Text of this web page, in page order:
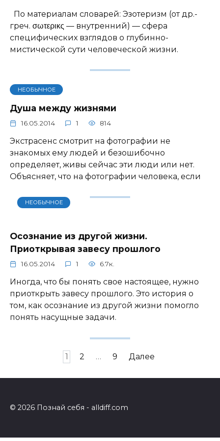
По материалам словарей: Эзотеризм (от др.-
греч. σωτερικς — внутренний) — сфера
специфических взглядов о глубинно-
мистической сути человеческой жизни.
НЕОБЫЧНОЕ
Душа между жизнями
16.05.2014 1 814
Экстрасенс смотрит на фотографии не
знакомых ему людей и безошибочно
определяет, живы сейчас эти люди или нет.
Объясняет, что на фотографии человека, если
НЕОБЫЧНОЕ
Осознание из другой жизни.
Приоткрывая завесу прошлого
16.05.2014 1 6.7к.
Иногда, что бы понять свое настоящее, нужно
приоткрыть завесу прошлого. Это история о
том, как осознание из другой жизни помогло
понять насущные задачи.
записям
1 2 … 9 Далее
© 2026 Познай себя - alldiff.com